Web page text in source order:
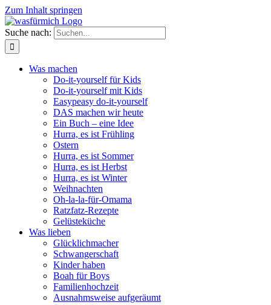
Zum Inhalt springen
Suche nach:
Was machen
Do-it-yourself für Kids
Do-it-yourself mit Kids
Easypeasy do-it-yourself
DAS machen wir heute
Ein Buch – eine Idee
Hurra, es ist Frühling
Ostern
Hurra, es ist Sommer
Hurra, es ist Herbst
Hurra, es ist Winter
Weihnachten
Oh-la-la-für-Omama
Ratzfatz-Rezepte
Gelüsteküche
Was lieben
Glücklichmacher
Schwangerschaft
Kinder haben
Boah für Boys
Familienhochzeit
Ausnahmsweise aufgeräumt